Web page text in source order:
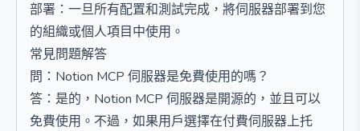
部署：一旦所有配置和測試完成，將伺服器部署到您
的組織或個人項目中使用。
常見問題解答
問：Notion MCP 伺服器是免費使用的嗎？
答：是的，Notion MCP 伺服器是開源的，並且可以
免費使用。不過，如果用戶選擇在付費伺服器上托